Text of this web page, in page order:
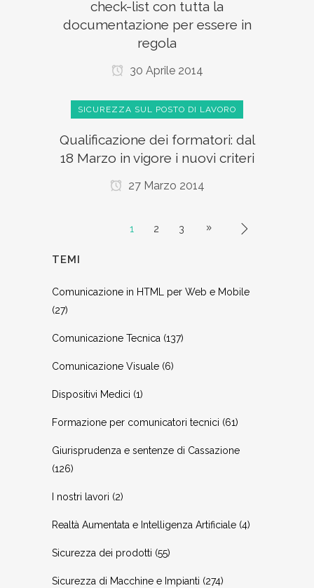
check-list con tutta la
documentazione per essere in
regola
30 Aprile 2014
SICUREZZA SUL POSTO DI LAVORO
Qualificazione dei formatori: dal
18 Marzo in vigore i nuovi criteri
27 Marzo 2014
1 2 3
TEMI
Comunicazione in HTML per Web e Mobile
(27)
Comunicazione Tecnica (137)
Comunicazione Visuale (6)
Dispositivi Medici (1)
Formazione per comunicatori tecnici (61)
Giurisprudenza e sentenze di Cassazione
(126)
I nostri lavori (2)
Realtà Aumentata e Intelligenza Artificiale (4)
Sicurezza dei prodotti (55)
Sicurezza di Macchine e Impianti (274)